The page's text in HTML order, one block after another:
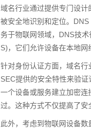
域名行业通过提供专门设
被安全地识别和定位。
务于物联网领域，DNS技
S)，它们允许设备在本地网
针对身份认证方面，域名行
SEC提供的安全特性来验
一个设备或服务建立加密
过。这种方式不仅提高了安
此外，考虑到物联网设备